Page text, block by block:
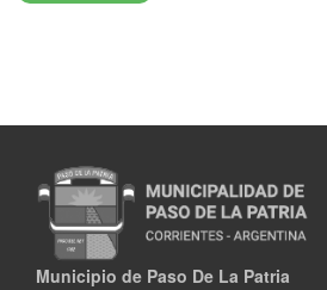
Municipio de Paso De La Patria